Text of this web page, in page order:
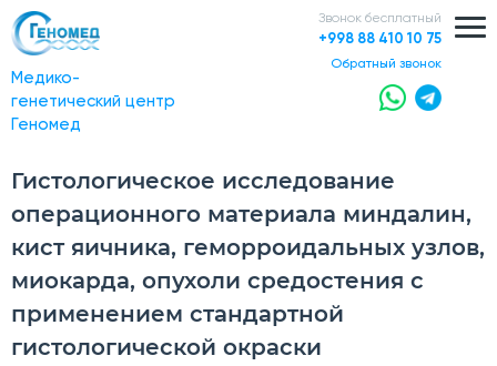
Медико-
генетический центр
Геномед
Звонок бесплатный
+998 88 410 10 75
обратный звонок
Гистологическое исследование
операционного материала миндалин,
кист яичника, геморроидальных узлов,
миокарда, опухоли средостения с
применением стандартной
гистологической окраски